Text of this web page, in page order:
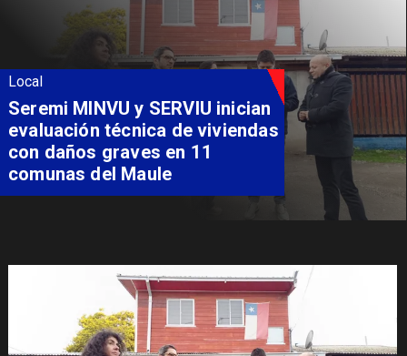
Local
Fondo Orasmi entrega apoyo a
familia de Romeral para
costear alimentación
especializada de niño con
Síndrome de Intestino Corto